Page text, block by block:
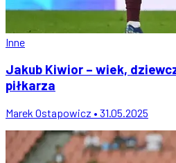
Inne
Jakub Kiwior – wiek,
piłkarza
Marek Ostapowicz • 31.05.2025